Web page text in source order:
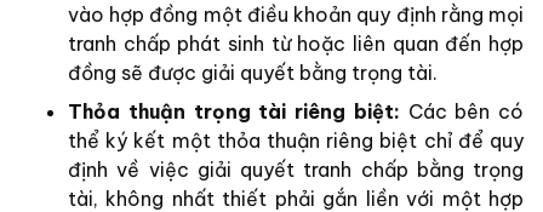
vào hợp đồng một điều khoản quy định rằng mọi
tranh chấp phát sinh từ hoặc liên quan đến hợp
đồng sẽ được giải quyết bằng trọng tài.
Thỏa thuận trọng tài riêng biệt: Các bên có
thể ký kết một thỏa thuận riêng biệt chỉ để quy
định về việc giải quyết tranh chấp bằng trọng
tài, không nhất thiết phải gắn liền với một hợp